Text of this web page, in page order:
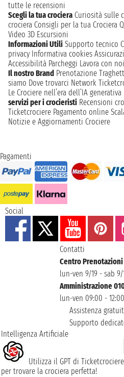
tutte le recensioni
Scegli la tua crociera Curiosità sulle
crociera Consigli per la tua Crociera
Video 3D Escursioni
Informazioni Utili Supporto tecnico
privacy Informativa cookies
Accessibilità Parcheggi Lavora con noi
Il nostro Brand Prenotazione
siamo Dove trovarci Network
Le Crociere nell’era dell’IA generativa
servizi per i crocieristi Recensioni
Ticketcrociere Pagamento online
Notizie e Aggiornamenti Crociere
Pagamenti
Social
Contatti
Centro Prenotazioni
lun-ven 9/19 - sab 9/
Amministrazione
lun-ven 09:00 -
Assistenza
Supporto
Intelligenza Artificiale
Utilizza il GPT di Ticketcrociere
per trovare la crociera perfetta!